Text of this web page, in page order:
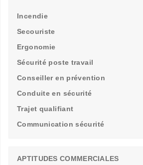
Incendie
Secouriste
Ergonomie
Sécurité poste travail
Conseiller en prévention
Conduite en sécurité
Trajet qualifiant
Communication sécurité
APTITUDES COMMERCIALES